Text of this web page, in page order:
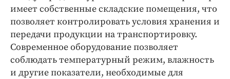
имеет собственные складские помещения, что
позволяет контролировать условия хранения и
передачи продукции на транспортировку.
Современное оборудование позволяет
соблюдать температурный режим, влажность
и другие показатели, необходимые для